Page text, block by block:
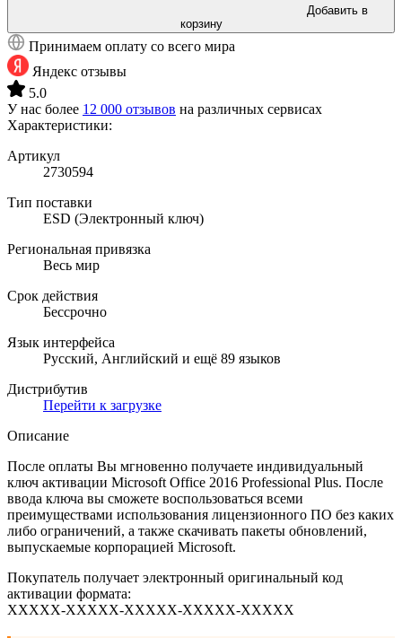
Добавить в
корзину
Принимаем оплату со всего мира
Яндекс отзывы
5.0
У нас более 12 000 отзывов на различных сервисах
Характеристики:
Артикул
2730594
Тип поставки
ESD (Электронный ключ)
Региональная привязка
Весь мир
Срок действия
Бессрочно
Язык интерфейса
Русский, Английский и ещё 89 языков
Дистрибутив
Перейти к загрузке
Описание
После оплаты Вы мгновенно получаете индивидуальный
ключ активации Microsoft Office 2016 Professional Plus. После
ввода ключа вы сможете воспользоваться всеми
преимуществами использования лицензионного ПО без каких
либо ограничений, а также скачивать пакеты обновлений,
выпускаемые корпорацией Microsoft.
Покупатель получает электронный оригинальный код
активации формата:
XXXXX-XXXXX-XXXXX-XXXXX-XXXXХ